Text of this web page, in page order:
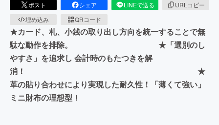
ポスト シェア LINEで送る
URLコピー
埋め込み
QRコード
★カード、札、小銭の取り出し方向を統一することで無
駄な動作を排除。 ★「選別のし
やすさ」を追求し 会計時のもたつきを解
消！ ★
革の貼り合わせにより実現した耐久性！「薄くて強い」
ミニ財布の理想型！